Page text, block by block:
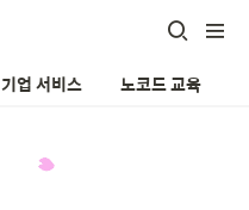
기업 서비스 노코드 교육